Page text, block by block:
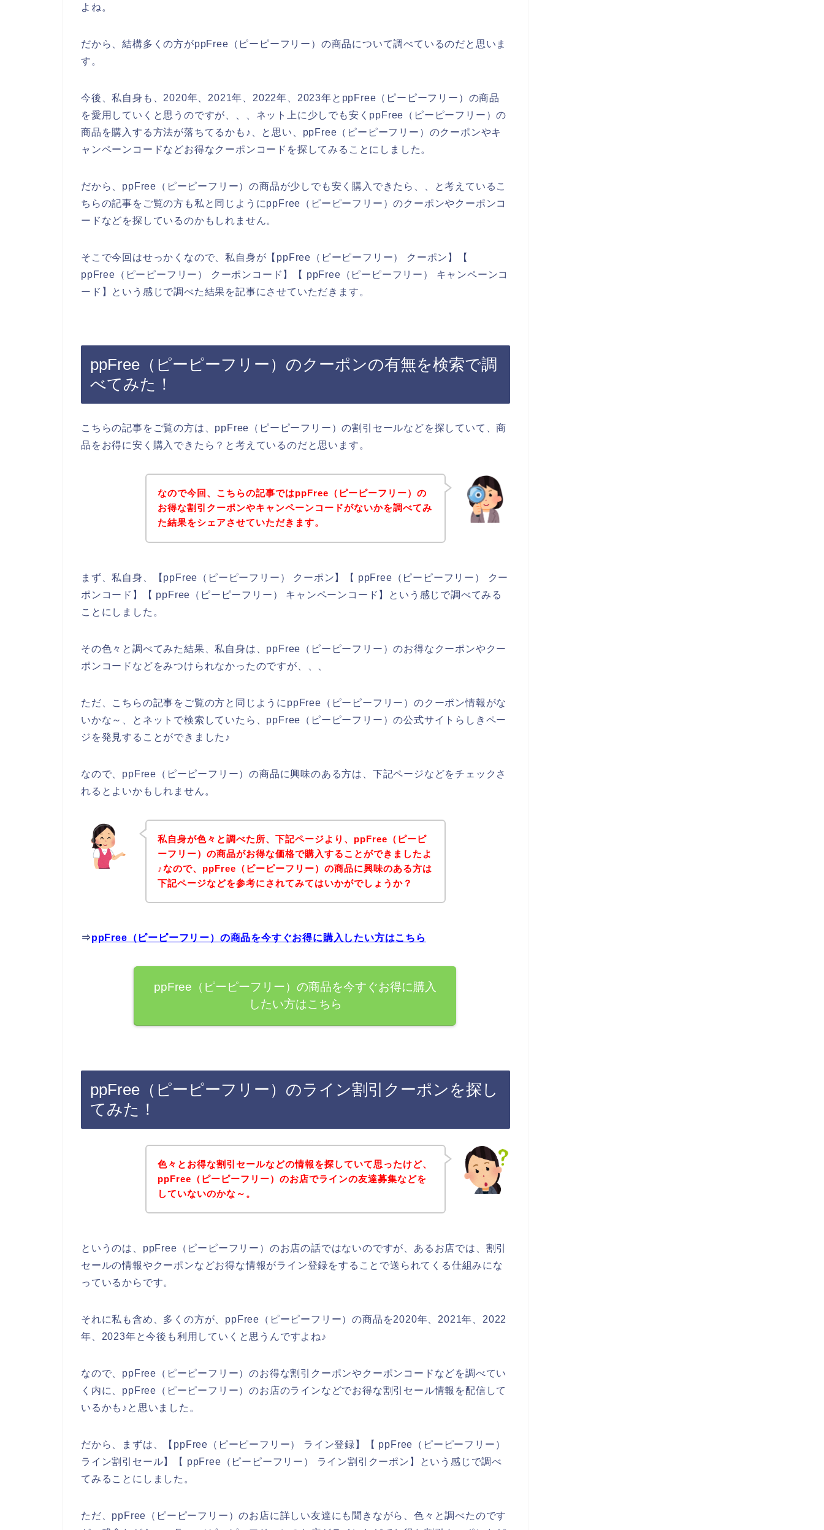
よね。
だから、結構多くの方がppFree（ピーピーフリー）の商品について調べているのだと思いま
す。
今後、私自身も、2020年、2021年、2022年、2023年とppFree（ピーピーフリー）の商品
を愛用していくと思うのですが、、、ネット上に少しでも安くppFree（ピーピーフリー）の
商品を購入する方法が落ちてるかも♪、と思い、ppFree（ピーピーフリー）のクーポンやキ
ャンペーンコードなどお得なクーポンコードを探してみることにしました。
だから、ppFree（ピーピーフリー）の商品が少しでも安く購入できたら、、と考えているこ
ちらの記事をご覧の方も私と同じようにppFree（ピーピーフリー）のクーポンやクーポンコ
ードなどを探しているのかもしれません。
そこで今回はせっかくなので、私自身が【ppFree（ピーピーフリー） クーポン】【
ppFree（ピーピーフリー） クーポンコード】【 ppFree（ピーピーフリー） キャンペーンコ
ード】という感じで調べた結果を記事にさせていただきます。
ppFree（ピーピーフリー）のクーポンの有無を検索で調
べてみた！
こちらの記事をご覧の方は、ppFree（ピーピーフリー）の割引セールなどを探していて、商
品をお得に安く購入できたら？と考えているのだと思います。
なので今回、こちらの記事ではppFree（ピーピーフリー）の
お得な割引クーポンやキャンペーンコードがないかを調べてみ
た結果をシェアさせていただきます。
まず、私自身、【ppFree（ピーピーフリー） クーポン】【 ppFree（ピーピーフリー） クー
ポンコード】【 ppFree（ピーピーフリー） キャンペーンコード】という感じで調べてみる
ことにしました。
その色々と調べてみた結果、私自身は、ppFree（ピーピーフリー）のお得なクーポンやクー
ポンコードなどをみつけられなかったのですが、、、
ただ、こちらの記事をご覧の方と同じようにppFree（ピーピーフリー）のクーポン情報がな
いかな～、とネットで検索していたら、ppFree（ピーピーフリー）の公式サイトらしきペー
ジを発見することができました♪
なので、ppFree（ピーピーフリー）の商品に興味のある方は、下記ページなどをチェックさ
れるとよいかもしれません。
私自身が色々と調べた所、下記ページより、ppFree（ピーピ
ーフリー）の商品がお得な価格で購入することができましたよ
♪なので、ppFree（ピーピーフリー）の商品に興味のある方は
下記ページなどを参考にされてみてはいかがでしょうか？
⇒ppFree（ピーピーフリー）の商品を今すぐお得に購入したい方はこちら
ppFree（ピーピーフリー）の商品を今すぐお得に購入
したい方はこちら
ppFree（ピーピーフリー）のライン割引クーポンを探し
てみた！
色々とお得な割引セールなどの情報を探していて思ったけど、
ppFree（ピーピーフリー）のお店でラインの友達募集などを
していないのかな～。
というのは、ppFree（ピーピーフリー）のお店の話ではないのですが、あるお店では、割引
セールの情報やクーポンなどお得な情報がライン登録をすることで送られてくる仕組みにな
っているからです。
それに私も含め、多くの方が、ppFree（ピーピーフリー）の商品を2020年、2021年、2022
年、2023年と今後も利用していくと思うんですよね♪
なので、ppFree（ピーピーフリー）のお得な割引クーポンやクーポンコードなどを調べてい
く内に、ppFree（ピーピーフリー）のお店のラインなどでお得な割引セール情報を配信して
いるかも♪と思いました。
だから、まずは、【ppFree（ピーピーフリー） ライン登録】【 ppFree（ピーピーフリー）
ライン割引セール】【 ppFree（ピーピーフリー） ライン割引クーポン】という感じで調べ
てみることにしました。
ただ、ppFree（ピーピーフリー）のお店に詳しい友達にも聞きながら、色々と調べたのです